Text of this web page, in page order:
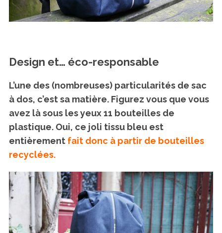
Design et… éco-responsable
L’une des (nombreuses) particularités de sac
à dos, c’est sa matière. Figurez vous que vous
avez là sous les yeux 11 bouteilles de
plastique. Oui, ce joli tissu bleu est
entièrement fait donc à partir de bouteilles
recyclées.